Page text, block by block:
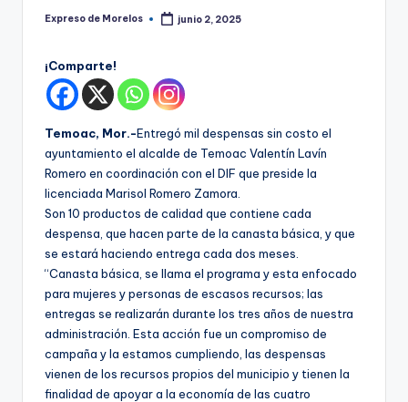
Publicado
Expreso de Morelos junio 2, 2025
¡Comparte!
Temoac, Mor.-Entregó mil despensas sin costo el
ayuntamiento el alcalde de Temoac Valentín Lavín
Romero en coordinación con el DIF que preside la
licenciada Marisol Romero Zamora.
Son 10 productos de calidad que contiene cada
despensa, que hacen parte de la canasta básica, y que
se estará haciendo entrega cada dos meses.
“Canasta básica, se llama el programa y esta enfocado
para mujeres y personas de escasos recursos; las
entregas se realizarán durante los tres años de nuestra
administración. Esta acción fue un compromiso de
campaña y la estamos cumpliendo, las despensas
vienen de los recursos propios del municipio y tienen la
finalidad de apoyar a la economía de las cuatro